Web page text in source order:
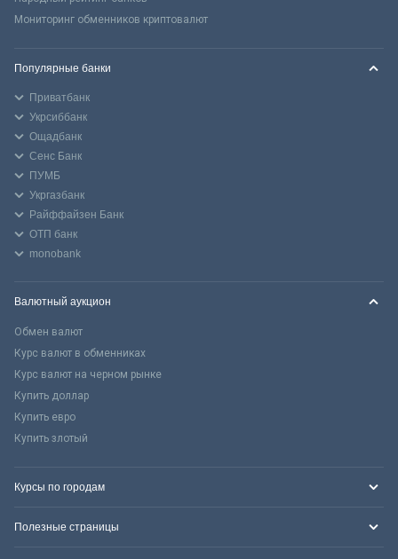
Мониторинг обменников криптовалют
Популярные банки
Приватбанк
Укрсиббанк
Ощадбанк
Сенс Банк
ПУМБ
Укргазбанк
Райффайзен Банк
ОТП банк
monobank
Валютный аукцион
Обмен валют
Курс валют в обменниках
Курс валют на черном рынке
Купить доллар
Купить евро
Купить злотый
Курсы по городам
Полезные страницы